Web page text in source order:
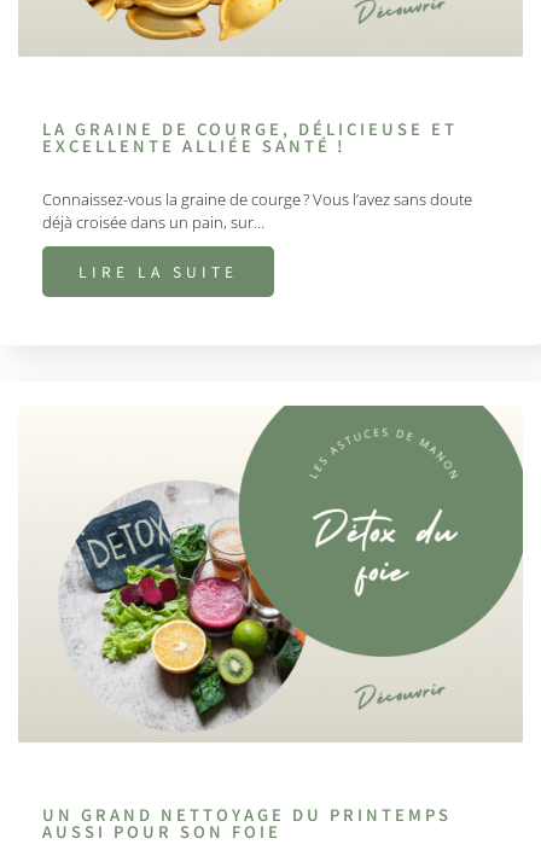
LA GRAINE DE COURGE, DÉLICIEUSE ET
EXCELLENTE ALLIÉE SANTÉ !
Connaissez-vous la graine de courge ? Vous l’avez sans doute
déjà croisée dans un pain, sur…
LIRE LA SUITE
UN GRAND NETTOYAGE DU PRINTEMPS
AUSSI POUR SON FOIE